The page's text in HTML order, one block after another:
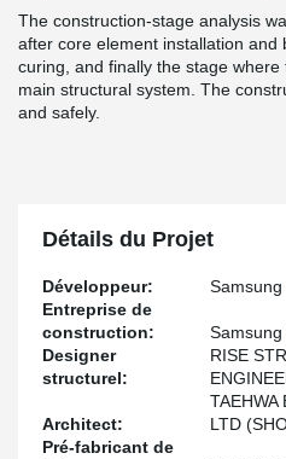
The construction-stage analysis
after core element installation
curing, and finally the stage
main structural system. The
and safely.
Détails du Projet
Développeur:
Entreprise de
construction:
Designer
structurel:
RISE
Architect:
TAEHWA
LTD
Pré-fabricant de